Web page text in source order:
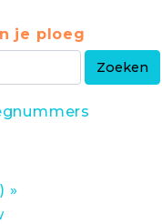
je ploeg
»